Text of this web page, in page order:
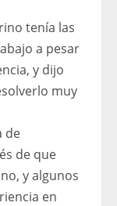
tenía las
a pesar
y dijo
muy
de
de que
y algunos
en